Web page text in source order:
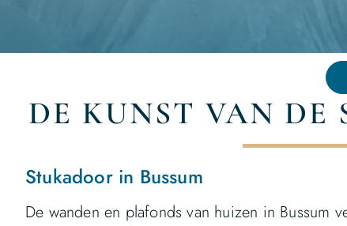
DE KUNST VAN DE
Stukadoor in Bussum
De wanden en plafonds van huizen in Bussum